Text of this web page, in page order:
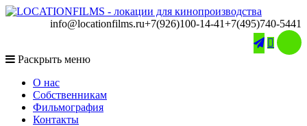
info@locationfilms.ru+7(926)100-14-41+7(495)740-5441

Раскрыть меню
O нас
Собственникам
Фильмография
Контакты